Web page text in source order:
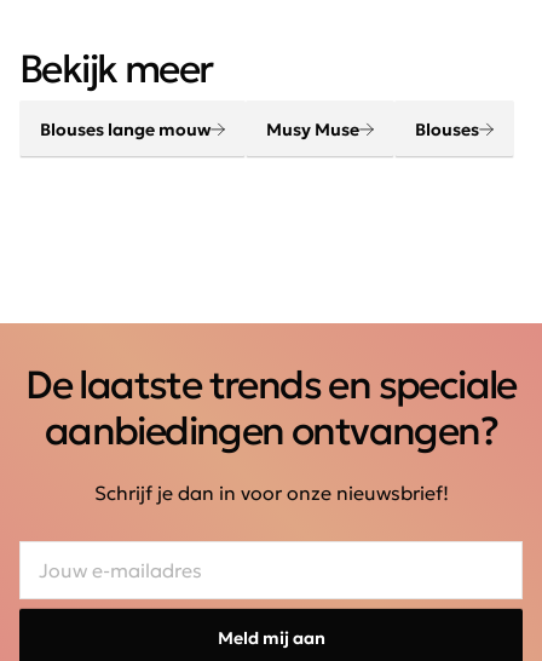
Bekijk meer
Blouses lange mouw Musy Muse Blouses
De laatste trends en speciale
aanbiedingen ontvangen?
Schrijf je dan in voor onze nieuwsbrief!
Meld mij aan